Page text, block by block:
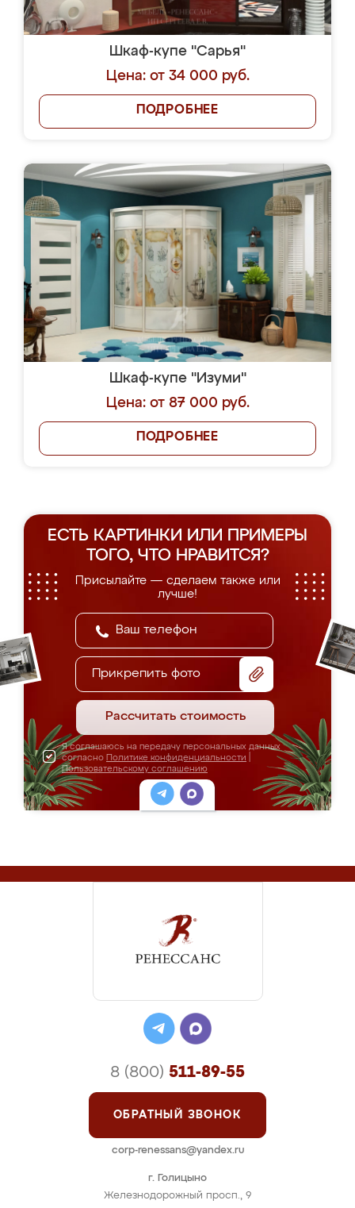
Шкаф-купе "Сарья"
Цена: от 34 000 руб.
ПОДРОБНЕЕ
Шкаф-купе "Изуми"
Цена: от 87 000 руб.
ПОДРОБНЕЕ
ЕСТЬ КАРТИНКИ ИЛИ ПРИМЕРЫ
ТОГО, ЧТО НРАВИТСЯ?
Присылайте — сделаем также или
лучше!
Прикрепить фото
Рассчитать стоимость
Я соглашаюсь на передачу персональных данных
согласно Политике конфиденциальности
Пользовательскому соглашению
г. Голицыно
Железнодорожный просп., 9
8 (800) 511-89-55
ОБРАТНЫЙ ЗВОНОК
corp-renessans@yandex.ru